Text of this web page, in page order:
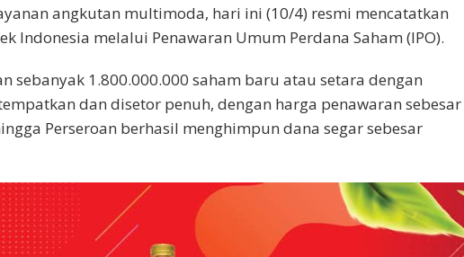
angkutan multimoda, hari ini (10/4) resmi mencatatkan
Indonesia melalui Penawaran Umum Perdana Saham (IPO).
sebanyak 1.800.000.000 saham baru atau setara dengan
dan disetor penuh, dengan harga penawaran sebesar
Perseroan berhasil menghimpun dana segar sebesar